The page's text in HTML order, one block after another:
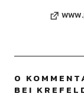
0
BEI